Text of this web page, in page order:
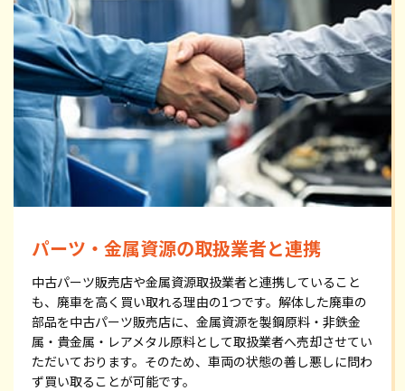
パーツ・金属資源の取扱業者と連携
中古パーツ販売店や金属資源取扱業者と連携していること
も、廃車を高く買い取れる理由の1つです。解体した廃車の
部品を中古パーツ販売店に、金属資源を製鋼原料・非鉄金
属・貴金属・レアメタル原料として取扱業者へ売却させてい
ただいております。そのため、車両の状態の善し悪しに問わ
ず買い取ることが可能です。